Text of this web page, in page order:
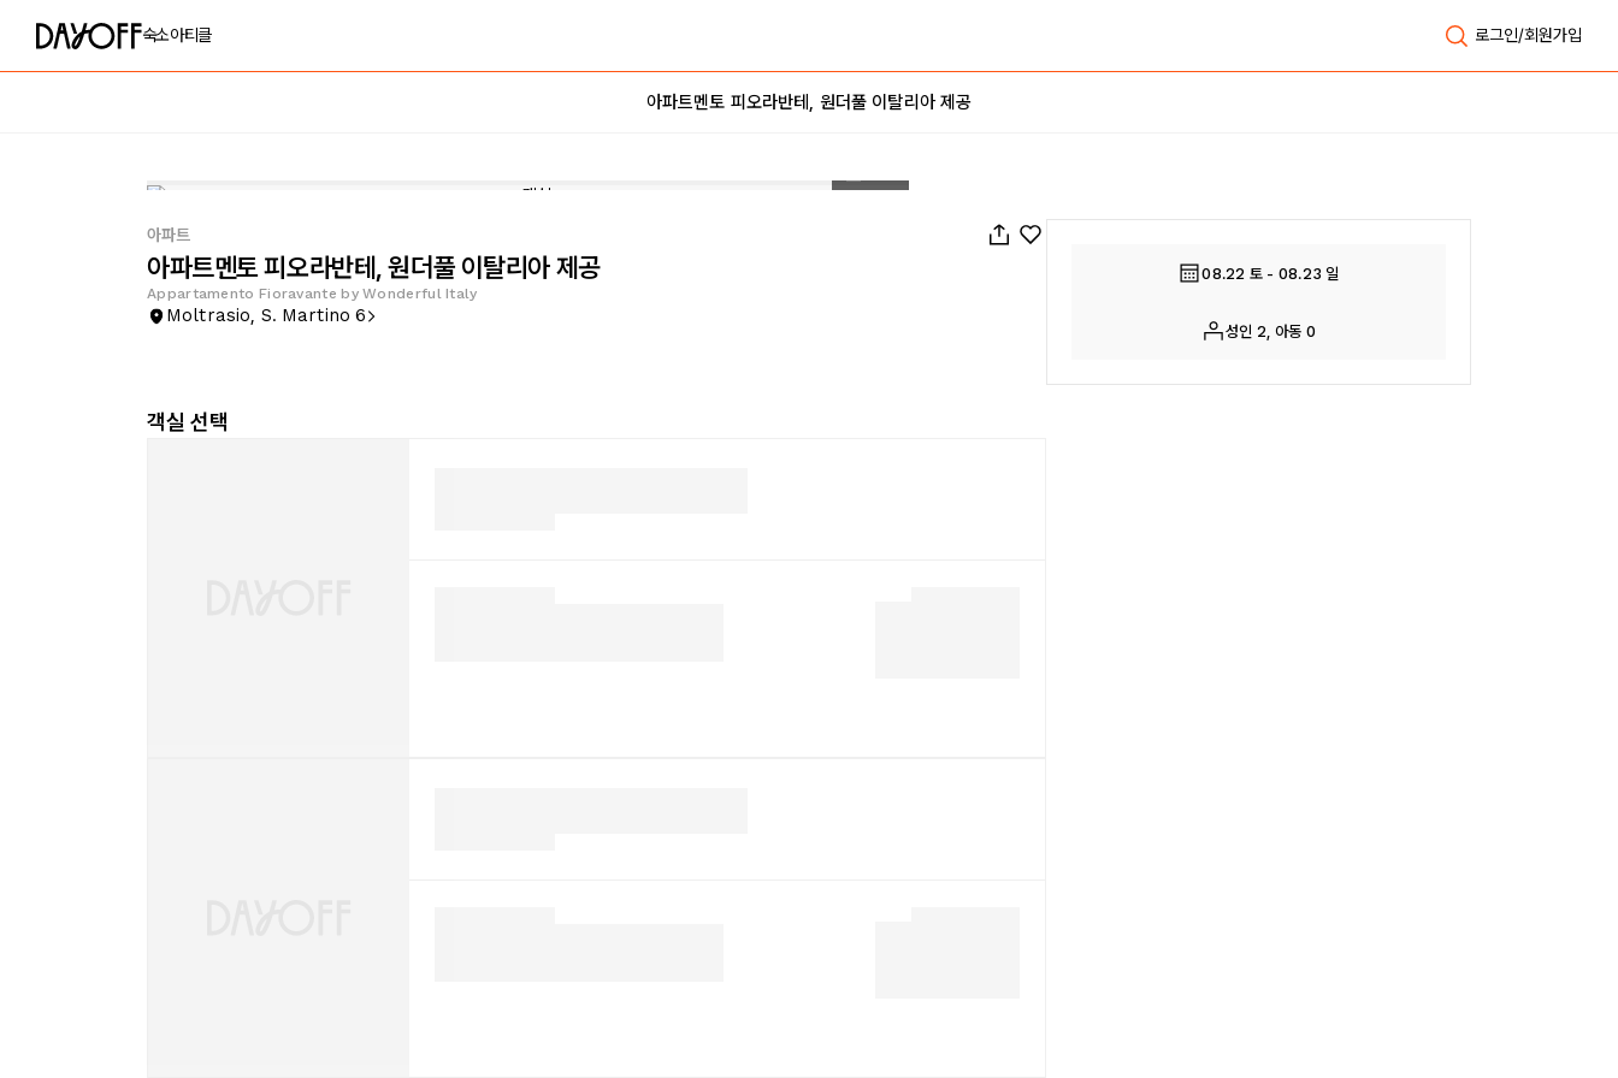
숙소아티클 로그인/회원가입
아파트멘토 피오라반테, 원더풀 이탈리아 제공
아파트
아파트멘토 피오라반테, 원더풀 이탈리아 제공
Appartamento Fioravante by Wonderful Italy
Moltrasio, S. Martino 6
객실 선택
08.22 토 - 08.23 일
성인 2, 아동 0